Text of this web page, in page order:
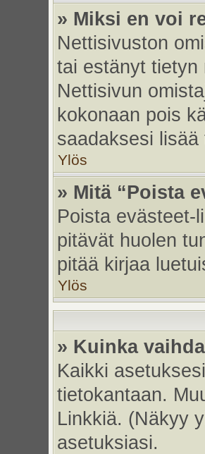
» Miksi en voi
Nettisivuston
tai estänyt tietyn
Nettisivun
kokonaan pois
saadaksesi lisää
Ylös
» Mitä “Poista
Poista evästeet-
pitävät huolen
pitää kirjaa
Ylös
» Kuinka
Kaikki
tietokantaan.
Linkkiä. (Näkyy
asetuksiasi.